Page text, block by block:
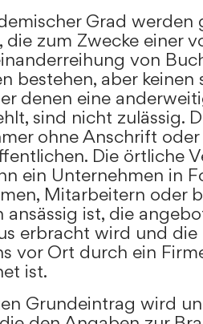
Grad werden
die zum Zwecke einer
von
bestehen, aber keinen
denen eine
sind nicht zulässig.
ohne Anschrift
Die örtliche
ein Unternehmen in
Mitarbeitern oder
ansässig ist, die
erbracht wird und die
vor Ort durch ein
ist.
Grundeintrag wird